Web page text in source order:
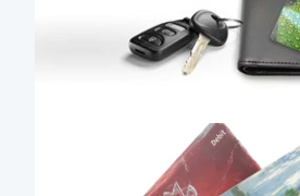
Může se vám hodit